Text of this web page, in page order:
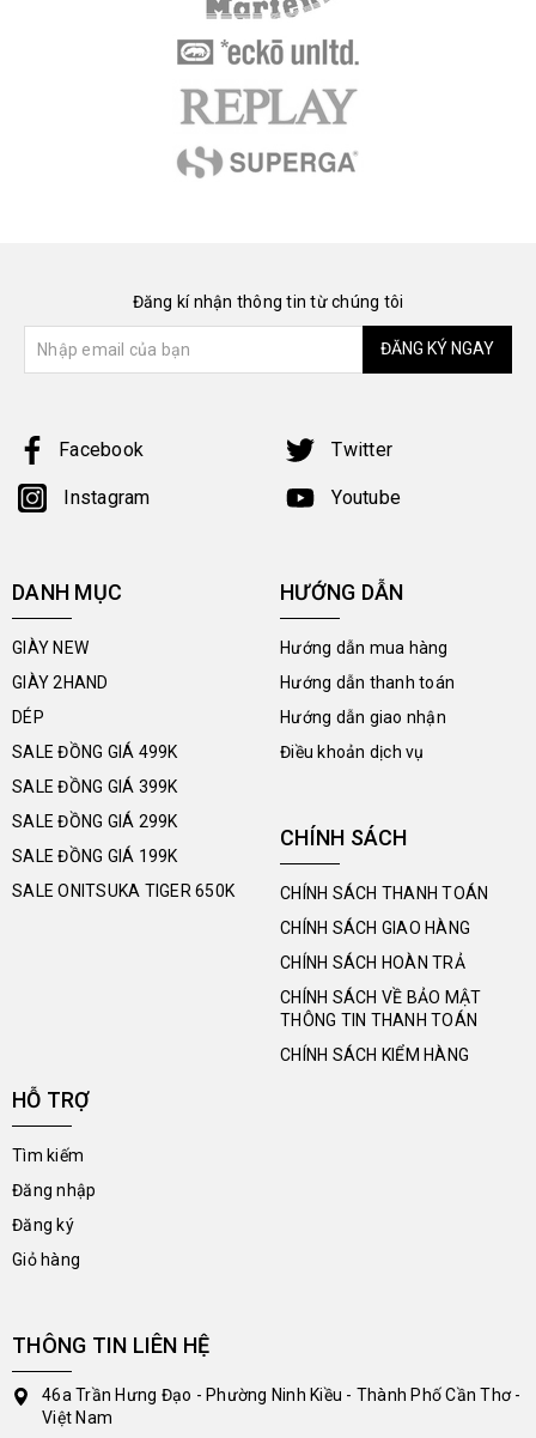
Đăng kí nhận thông tin từ chúng tôi
ĐĂNG KÝ NGAY
Facebook Twitter
Instagram Youtube
DANH MỤC
GIÀY NEW
GIÀY 2HAND
DÉP
SALE ĐỒNG GIÁ 499K
SALE ĐỒNG GIÁ 399K
SALE ĐỒNG GIÁ 299K
SALE ĐỒNG GIÁ 199K
SALE ONITSUKA TIGER 650K
HƯỚNG DẪN
Hướng dẫn mua hàng
Hướng dẫn thanh toán
Hướng dẫn giao nhận
Điều khoản dịch vụ
CHÍNH SÁCH
CHÍNH SÁCH THANH TOÁN
CHÍNH SÁCH GIAO HÀNG
CHÍNH SÁCH HOÀN TRẢ
CHÍNH SÁCH VỀ BẢO MẬT
THÔNG TIN THANH TOÁN
CHÍNH SÁCH KIỂM HÀNG
HỖ TRỢ
Tìm kiếm
Đăng nhập
Đăng ký
Giỏ hàng
THÔNG TIN LIÊN HỆ
46a Trần Hưng Đạo - Phường Ninh Kiều - Thành Phố Cần Thơ -
Việt Nam